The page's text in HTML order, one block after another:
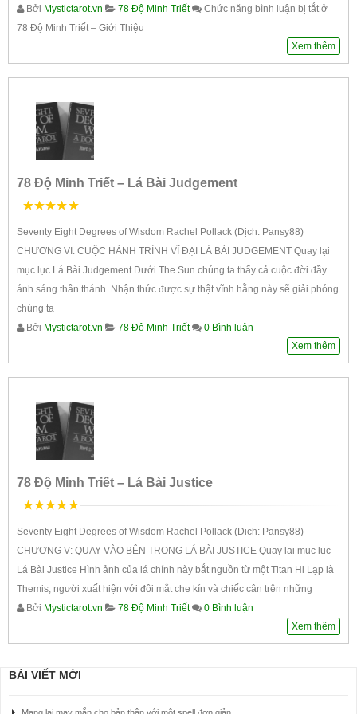
Bởi Mystictarot.vn 78 Độ Minh Triết Chức năng bình luận bị tắtở
78 Độ Minh Triết – Giới Thiệu
Xem thêm
78 Độ Minh Triết – Lá Bài Judgement
Seventy Eight Degrees of Wisdom Rachel Pollack (Dịch: Pansy88)
CHƯƠNG VI: CUỘC HÀNH TRÌNH VĨ ĐẠI LÁ BÀI JUDGEMENT Quay lại
mục lục Lá Bài Judgement Dưới The Sun chúng ta thấy cả cuộc đời đầy
ánh sáng thần thánh. Nhận thức được sự thật vĩnh hằng này sẽ giải phóng
chúng ta
Bởi Mystictarot.vn 78 Độ Minh Triết
0 Bình luận
Xem thêm
78 Độ Minh Triết – Lá Bài Justice
Seventy Eight Degrees of Wisdom Rachel Pollack (Dịch: Pansy88)
CHƯƠNG V: QUAY VÀO BÊN TRONG LÁ BÀI JUSTICE Quay lại mục lục
Lá Bài Justice Hình ảnh của lá chính này bắt nguồn từ một Titan Hi Lạp là
Themis, người xuất hiện với đôi mắt che kín và chiếc cân trên những
Bởi Mystictarot.vn 78 Độ Minh Triết
0 Bình luận
Xem thêm
BÀI VIẾT MỚI